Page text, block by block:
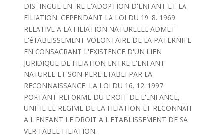
DISTINGUE ENTRE L'ADOPTION D'ENFANT ET LA
FILIATION. CEPENDANT LA LOI DU 19. 8. 1969
RELATIVE A LA FILIATION NATURELLE ADMET
L'éTABLISSEMENT VOLONTAIRE DE LA PATERNITE
EN CONSACRANT L'EXISTENCE D'UN LIEN
JURIDIQUE DE FILIATION ENTRE L'ENFANT
NATUREL ET SON PERE ETABLI PAR LA
RECONNAISSANCE. LA LOI DU 16. 12. 1997
PORTANT REFORME DU DROIT DE L'ENFANCE,
UNIFIE LE REGIME DE LA FILIATION ET RECONNAIT
A L'ENFANT LE DROIT A L'ETABLISSEMENT DE SA
VERITABLE FILIATION.